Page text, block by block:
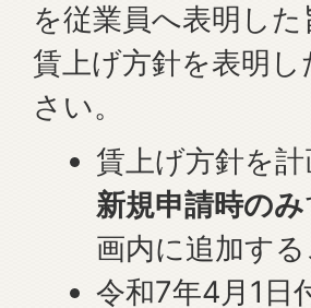
を従業員へ表明し
賃上げ方針を表明
さい。
賃上げ方針を
新規申請時のみ
画内に追加す
令和7年4月1日